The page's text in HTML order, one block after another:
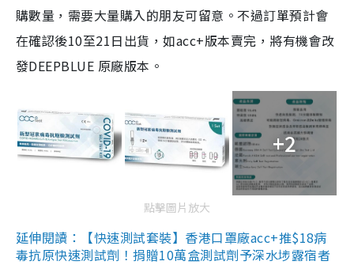
購數量，需要大量購入的朋友可留意。不過訂單預計會
在確認後10至21日出貨，如acc+版本賣完，將有機會改
發DEEPBLUE 原廠版本。
+2
點擊圖片放大
延伸閱讀：【快速測試套裝】香港口罩廠acc+推$18病
毒抗原快速測試劑！捐贈10萬盒測試劑予深水埗露宿者